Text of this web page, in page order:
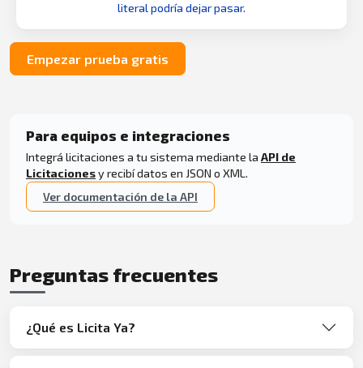
literal podría dejar pasar.
Empezar prueba gratis
Para equipos e integraciones
Integrá licitaciones a tu sistema mediante la API de
Licitacionesy recibí datos en JSON o XML.
Ver documentación de la API
Preguntas frecuentes
¿Qué es Licita Ya?